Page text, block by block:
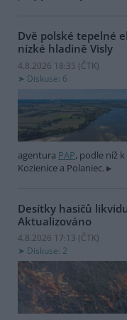
Dvě polské tepelné
nízké hladině Visly
4.8.2026 18:35 (ČTK)
Diskuse: 6
agentura PAP, podle níž
Kozienice a Polaniec.
Desítky hasičů
Aktualizováno
4.8.2026 17:13 (ČTK)
Diskuse: 2